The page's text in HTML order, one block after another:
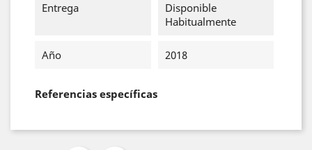
Entrega
Disponible
Habitualmente
Año 2018
Referencias específicas